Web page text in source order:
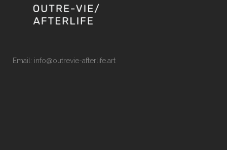
Email: info@outrevie-afterlife.art